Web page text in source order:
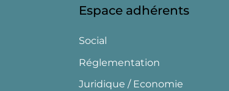
Espace adhérents
Social
Réglementation
Juridique / Economie